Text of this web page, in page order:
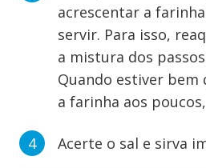
acrescentar a
servir. Para isso,
a mistura dos
Quando estiver bem
a farinha aos
Acerte o sal e sirva